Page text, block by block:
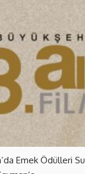
Emek Ödülleri